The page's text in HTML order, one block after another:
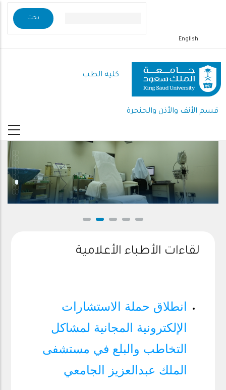
English
كلية الطب
قسم الأنف والأذن والحنجرة
لقاءات الأطباء الأعلامية
انطلاق حملة الاستشارات
الإلكترونية المجانية لمشاكل
التخاطب والبلع في مستشفى
الملك عبدالعزيز الجامعي